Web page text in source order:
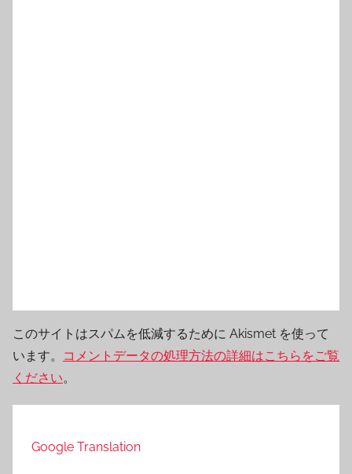
このサイトはスパムを低減するために Akismet を使って
います。
コメントデータの処理方法の詳細はこちらをご覧
ください。
Google Translation